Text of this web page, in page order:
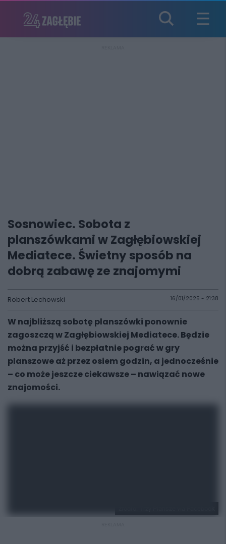
Sosnowiec. Sobota z
planszówkami w Zagłębiowskiej
Mediatece. Świetny sposób na
dobrą zabawę ze znajomymi
Robert Lechowski 16/01/2025 - 21:38
W najbliższą sobotę planszówki ponownie
zagoszczą w Zagłębiowskiej Mediatece. Będzie
można przyjść i bezpłatnie pograć w gry
planszowe aż przez osiem godzin, a jednocześnie
– co może jeszcze ciekawsze – nawiązać nowe
znajomości.